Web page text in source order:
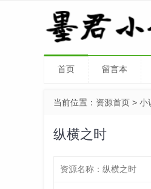
首页 留言本
当前位置： 资源首页 > 小
纵横之时
资源名称： 纵横之时